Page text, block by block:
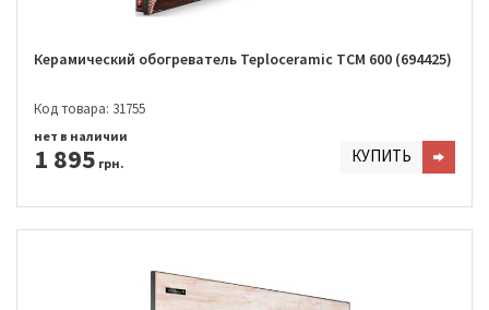
Керамический обогреватель Teploceramic TCM 600 (694425)
Код товара: 31755
1 895 грн.
нет в наличии
КУПИТЬ